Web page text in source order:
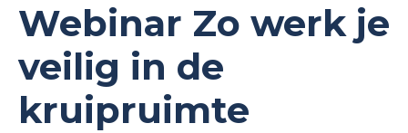
Webinar Zo werk je
veilig in de
kruipruimte